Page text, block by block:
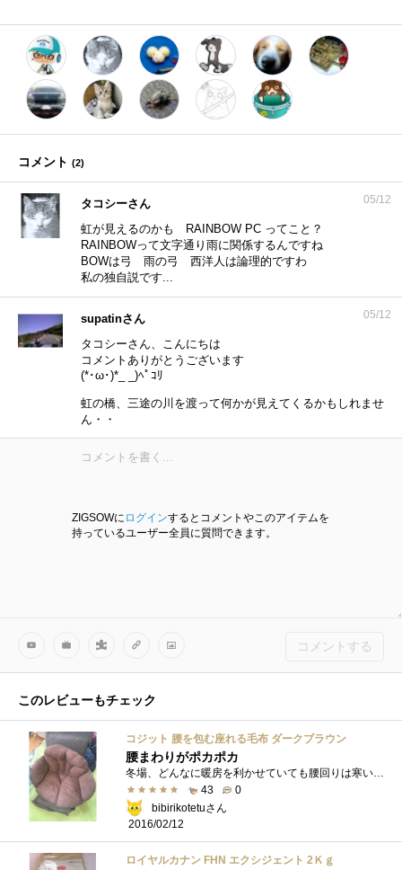
コメント (2)
タコシーさん 05/12
虹が見えるのかも RAINBOW PC ってこと？
RAINBOWって文字通り雨に関係するんですね
BOWは弓 雨の弓 西洋人は論理的ですわ
私の独自説です...
supatinさん 05/12
タコシーさん、こんにちは
コメントありがとうございます
(*･ω･)*_ _)ﾍﾟｺﾘ
虹の橋、三途の川を渡って何かが見えてくるかもしれませ
ん・・
ZIGSOWに ログインするとコメントやこのアイテムを
持っているユーザー全員に質問できます。
コメントする
このレビューもチェック
コジット 腰を包む座れる毛布 ダークブラウン
腰まわりがポカポカ
43
0
bibirikotetuさん
2016/02/12
ロイヤルカナン FHN エクシジェント 2Ｋｇ